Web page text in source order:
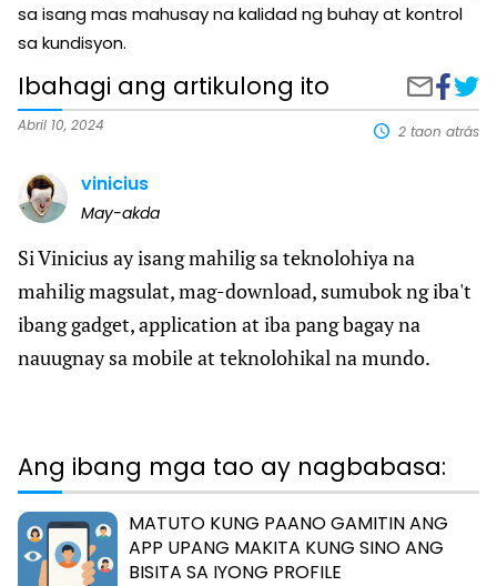
Abril 10, 2024 2 taon atrás
sa isang mas mahusay na kalidad ng buhay at kontrol
sa kundisyon.
Ibahagi ang artikulong ito
Ibahagi
sa
Ibahagi
sa
Mga
vinicius
May-akda
Si Vinicius ay isang mahilig sa teknolohiya na
mahilig magsulat, mag-download, sumubok ng iba't
ibang gadget, application at iba pang bagay na
nauugnay sa mobile at teknolohikal na mundo.
Ang ibang mga tao ay nagbabasa:
MATUTO KUNG PAANO GAMITIN ANG
APP UPANG MAKITA KUNG SINO ANG
BISITA SA IYONG PROFILE